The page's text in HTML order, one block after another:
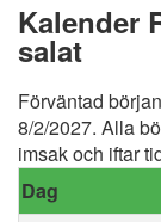
Kalender
salat
Förväntad
8/2/2027. Alla
imsak och iftar
Dag